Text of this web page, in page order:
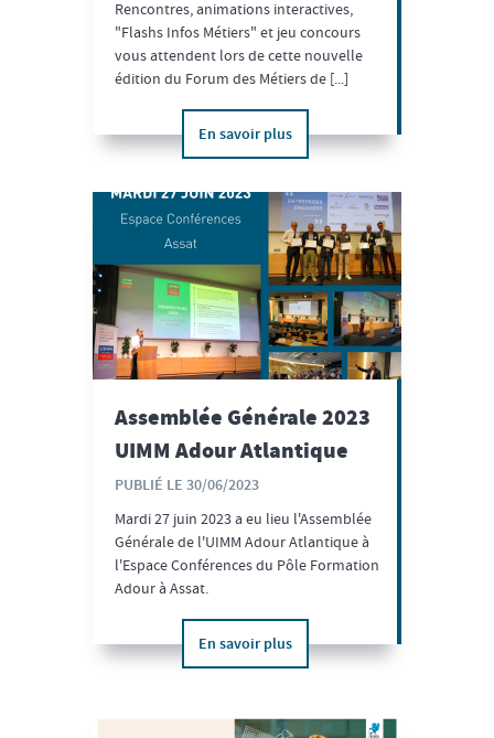
Rencontres, animations interactives,
"Flashs Infos Métiers" et jeu concours
vous attendent lors de cette nouvelle
édition du Forum des Métiers de [...]
En savoir plus
Assemblée Générale 2023
UIMM Adour Atlantique
PUBLIÉ LE 30/06/2023
Mardi 27 juin 2023 a eu lieu l'Assemblée
Générale de l'UIMM Adour Atlantique à
l'Espace Conférences du Pôle Formation
Adour à Assat.
En savoir plus